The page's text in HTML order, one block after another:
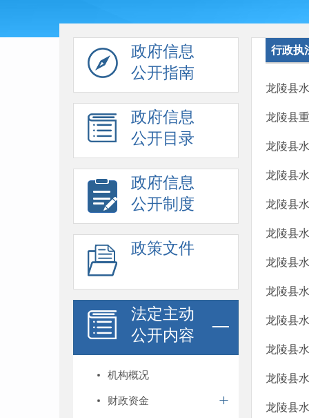
政府信息
公开指南
政府信息
公开目录
政府信息
公开制度
政策文件
法定主动
公开内容
机构概况
财政资金
行政执
龙陵县
龙陵县
龙陵县
龙陵县
龙陵县
龙陵县
龙陵县
龙陵县
龙陵县
龙陵县
龙陵县
龙陵县